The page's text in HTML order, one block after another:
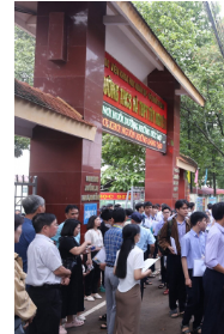
Kinh tế
Tin Kinh tế
Trước giờ mở cửa
Dòng chảy Kinh tế
Sức sống hàng Việt
Khởi nghiệp
Tuyên chiến với gian lận